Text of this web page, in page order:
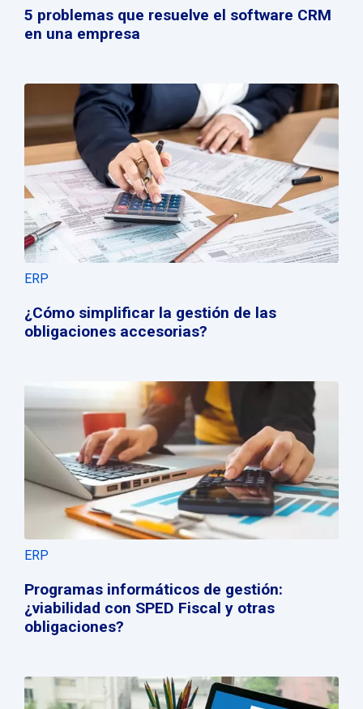
5 problemas que resuelve el software CRM
en una empresa
ERP
¿Cómo simplificar la gestión de las
obligaciones accesorias?
ERP
Programas informáticos de gestión:
¿viabilidad con SPED Fiscal y otras
obligaciones?